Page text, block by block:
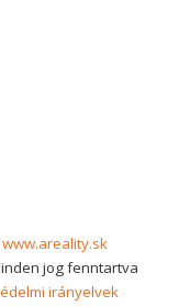
www.areality.sk
jog fenntartva
irányelvek